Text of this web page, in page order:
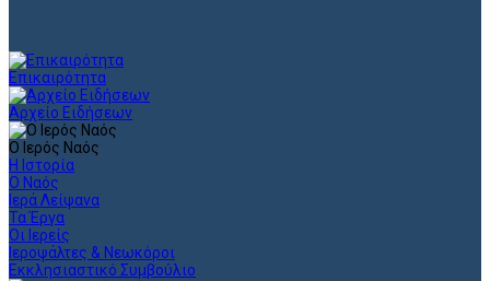
Επικαιρότητα
Αρχείο Ειδήσεων
Ο Ιερός Ναός
Η Ιστορία
Ο Ναός
Ιερά Λείψανα
Τα Έργα
Οι Ιερείς
Ιεροψάλτες & Νεωκόροι
Εκκλησιαστικό Συμβούλιο